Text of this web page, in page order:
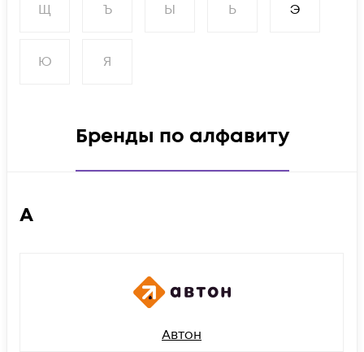
Щ Ъ Ы Ь Э
Ю Я
Бренды по алфавиту
А
Автон